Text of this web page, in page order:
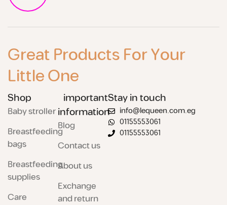
Great Products For Your
Little One
Shop
Baby stroller
Breastfeeding
bags
Breastfeeding
supplies
Care
important
information
Blog
Contact us
About us
Exchange
and return
Stay in touch
info@lequeen.com.eg
01155553061
01155553061